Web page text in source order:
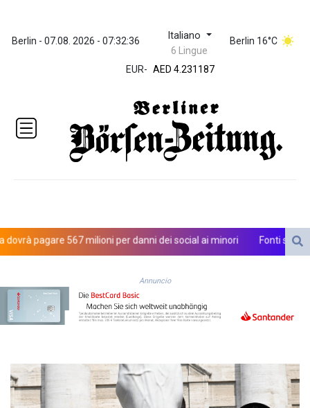
Berlin - 07.08. 2026 - 07:32:36 Italiano
6 Lingue
Berlin 16°C
EUR-
ZWL 370.984448
AED 4.231187
AED 4.231187
ALL 93.264739
AMD
422.166717
AOA
1057.65216
AZN 1.963683
BDT 142.88258
BIF 3449.795471
BRL 5.903154
BSD 1.154282
BTN 109.850883
pagare 567 milioni per danni dei social ai minori Fonti saudite,
Annuncio